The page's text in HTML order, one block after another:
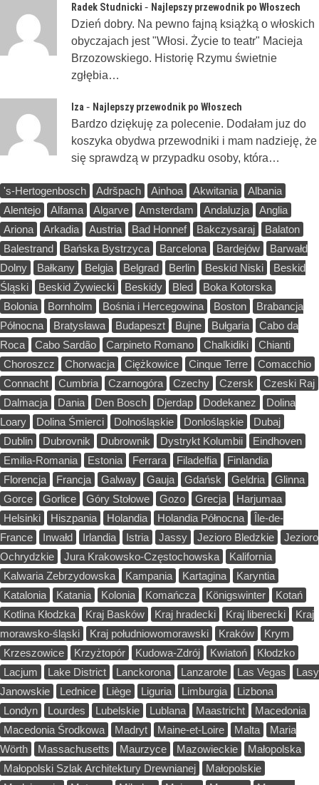
Radek Studnicki - Najlepszy przewodnik po Włoszech
Dzień dobry. Na pewno fajną książką o włoskich
obyczajach jest "Włosi. Życie to teatr" Macieja
Brzozowskiego. Historię Rzymu świetnie
zgłębia…
Iza - Najlepszy przewodnik po Włoszech
Bardzo dziękuję za polecenie. Dodałam juz do
koszyka obydwa przewodniki i mam nadzieję, że
się sprawdzą w przypadku osoby, która…
's-Hertogenbosch Adršpach Ainhoa Akwitania
Albania
Alentejo
Alfama Algarve Amsterdam Andaluzja
Anglia
Ariona
Arkadia Austria Bad Honnef Bakczysaraj
Balaton
Balestrand
Bańska Bystrzyca Barcelona Bardejów
Barwałd
Dolny
Bałkany Belgia Belgrad Berlin Beskid Niski
Beskid
Śląski
Beskid Żywiecki Beskidy Bled
Boka Kotorska
Bolonia
Bornholm Bośnia i Hercegowina Boston
Brabancja
Północna
Bratysława Budapeszt Bujne Bułgaria
Cabo da
Roca
Cabo Sardão Carpineto Romano Chalkidiki
Chianti
Choroszcz
Chorwacja Ciężkowice Cinque Terre
Comacchio
Connacht
Cumbria Czarnogóra Czechy Czersk
Czeski Raj
Dalmacja
Dania Den Bosch Djerdap Dodekanez
Dolina
Loary
Dolina Śmierci Dolnośląskie Donlośląskie
Dubaj
Dublin
Dubrovnik Dubrownik Dystrykt Kolumbii
Eindhoven
Emilia-Romania
Estonia Ferrara Filadelfia
Finlandia
Florencja
Francja Galway Gauja Gdańsk Geldria
Glinna
Gorce
Gorlice Góry Stołowe Gozo Grecja
Harjumaa
Helsinki
Hiszpania Holandia Holandia Północna
Île-de-
France
Inwałd Irlandia Istria Jassy Jezioro Bledzkie
Jezioro
Ochrydzkie
Jura Krakowsko-Częstochowska
Kalifornia
Kalwaria Zebrzydowska
Kampania Kartagina
Karyntia
Katalonia
Katania Kolonia Komańcza Königswinter
Kotań
Kotlina Kłodzka
Kraj Basków Kraj hradecki Kraj liberecki
Kraj
morawsko-śląski
Kraj południowomorawski Kraków
Krym
Krzeszowice
Krzyżtopór Kudowa-Zdrój Kwiatoń
Kłodzko
Lacjum
Lake District Lanckorona Lanzarote Las Vegas
Lasy
Janowskie
Lednice Liège Liguria Limburgia
Lizbona
Londyn
Lourdes Lubelskie Lublana Maastricht
Macedonia
Macedonia Środkowa
Madryt Maine-et-Loire Malta
Maria
Wörth
Massachusetts Maurzyce Mazowieckie
Małopolska
Małopolski Szlak Architektury Drewnianej
Małopolskie